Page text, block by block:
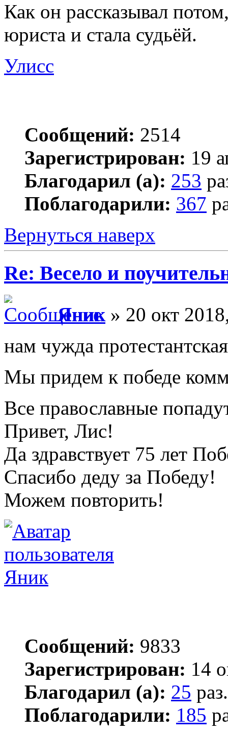
Как он рассказывал
юриста и стала судьёй.
Улисс
Сообщений: 2514
Зарегистрирован: 19
Благодарил (а): 253
Поблагодарили: 367
Вернуться наверх
Re: Весело и
Яник» 20 окт
нам чужда
Мы придем к победе
Все православные
Привет, Лис!
Да здравствует 75 лет
Спасибо деду за Победу!
Можем повторить!
Яник
Сообщений: 9833
Зарегистрирован: 14
Благодарил (а): 25 раз.
Поблагодарили: 185